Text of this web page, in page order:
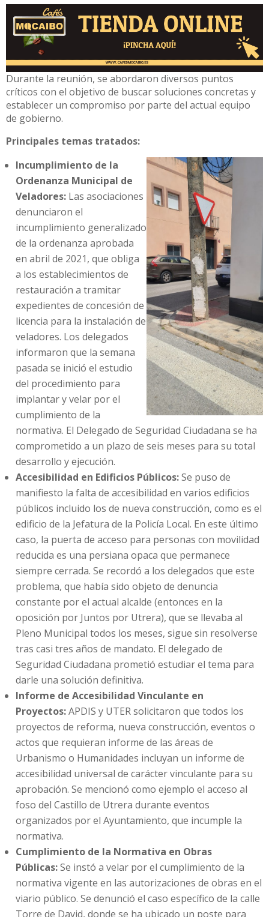
Durante la reunión, se abordaron diversos puntos
críticos con el objetivo de buscar soluciones concretas y
establecer un compromiso por parte del actual equipo
de gobierno.
Principales temas tratados:
Incumplimiento de la
Ordenanza Municipal de
Veladores: Las asociaciones
denunciaron el
incumplimiento generalizado
de la ordenanza aprobada
en abril de 2021, que obliga
a los establecimientos de
restauración a tramitar
expedientes de concesión de
licencia para la instalación de
veladores. Los delegados
informaron que la semana
pasada se inició el estudio
del procedimiento para
implantar y velar por el
cumplimiento de la
normativa. El Delegado de Seguridad Ciudadana se ha
comprometido a un plazo de seis meses para su total
desarrollo y ejecución.
Accesibilidad en Edificios Públicos:Se puso de
manifiesto la falta de accesibilidad en varios edificios
públicos incluido los de nueva construcción, como es el
edificio de la Jefatura de la Policía Local. En este último
caso, la puerta de acceso para personas con movilidad
reducida es una persiana opaca que permanece
siempre cerrada. Se recordó a los delegados que este
problema, que había sido objeto de denuncia
constante por el actual alcalde (entonces en la
oposición por Juntos por Utrera), que se llevaba al
Pleno Municipal todos los meses, sigue sin resolverse
tras casi tres años de mandato. El delegado de
Seguridad Ciudadana prometió estudiar el tema para
darle una solución definitiva.
Informe de Accesibilidad Vinculante en
Proyectos:APDIS y UTER solicitaron que todos los
proyectos de reforma, nueva construcción, eventos o
actos que requieran informe de las áreas de
Urbanismo o Humanidades incluyan un informe de
accesibilidad universal de carácter vinculante para su
aprobación. Se mencionó como ejemplo el acceso al
foso del Castillo de Utrera durante eventos
organizados por el Ayuntamiento, que incumple la
normativa.
Cumplimiento de la Normativa en Obras
Públicas:Se instó a velar por el cumplimiento de la
normativa vigente en las autorizaciones de obras en el
viario público. Se denunció el caso específico de la calle
Torre de David, donde se ha ubicado un poste para